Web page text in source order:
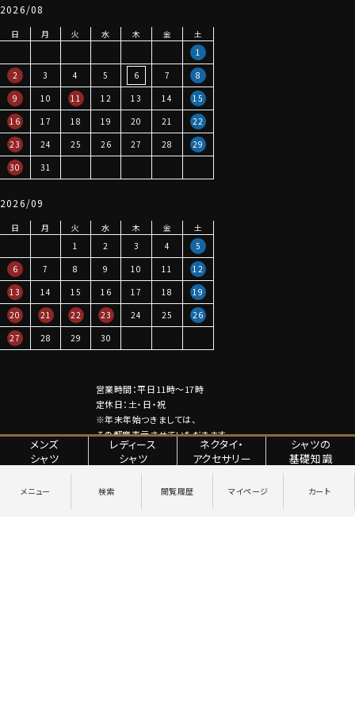
メンズ
シャツ
レディース
シャツ
ネクタイ・
アクセサリー
シャツの
基礎知識
2026/08
日 月 火 水 木 金
土
1
2
3 4 5 6 7
8
9
10 11 12 13 14
15
16
17 18 19 20 21
22
23
24 25 26 27 28
29
30
31
2026/09
日 月 火 水 木 金
土
1
2 3 4
5
6
7 8 9 10 11
12
13
14 15 16 17 18
19
20
21 22 23 24 25
26
27
28 29 30
営業時間：平日11時～17時
定休日：土・日・祝
※年末年始つきましては、
その都度表示させていただきます。
特定商取引法に関する表記 プライバシーポリシー
Copyright © YANAGIDA ORIMONO CO.LTD. All Rights Reserved.